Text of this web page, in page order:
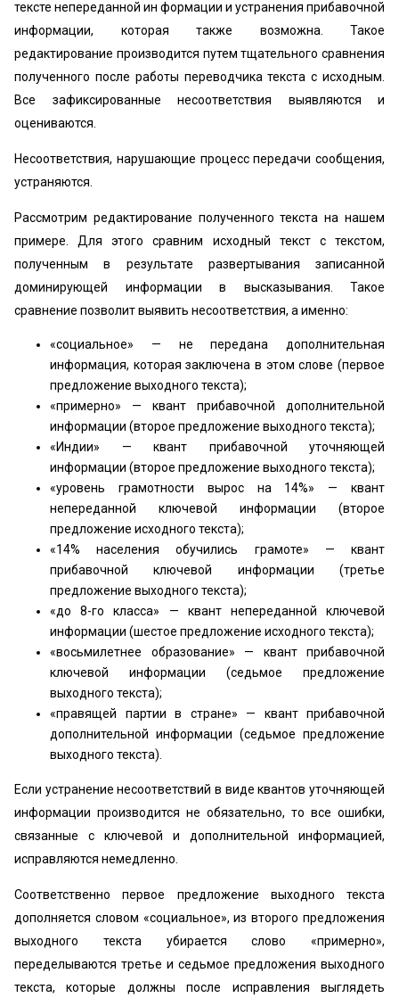
тексте непереданной ин формации и устранения прибавочной
информации, которая также возможна. Такое
редактирование производится путем тщательного сравнения
полученного после работы переводчика текста с исходным.
Все зафиксированные несоответствия выявляются и
оцениваются.
Несоответствия, нарушающие процесс передачи сообщения,
устраняются.
Рассмотрим редактирование полученного текста на нашем
примере. Для этого сравним исходный текст с текстом,
полученным в результате развертывания записанной
доминирующей информации в высказывания. Такое
сравнение позволит выявить несоответствия, а именно:
«социальное» — не передана дополнительная
информация, которая заключена в этом слове (первое
предложение выходного текста);
«примерно» — квант прибавочной дополнительной
информации (второе предложение выходного текста);
«Индии» — квант прибавочной уточняющей
информации (второе предложение выходного текста);
«уровень грамотности вырос на 14%» — квант
непереданной ключевой информации (второе
предложение исходного текста);
«14% населения обучились грамоте» — квант
прибавочной ключевой информации (третье
предложение выходного текста);
«до 8-го класса» — квант непереданной ключевой
информации (шестое предложение исходного текста);
«восьмилетнее образование» — квант прибавочной
ключевой информации (седьмое предложение
выходного текста);
«правящей партии в стране» — квант прибавочной
дополнительной информации (седьмое предложение
выходного текста).
Если устранение несоответствий в виде квантов уточняющей
информации производится не обязательно, то все ошибки,
связанные с ключевой и дополнительной информацией,
исправляются немедленно.
Соответственно первое предложение выходного текста
дополняется словом «социальное», из второго предложения
выходного текста убирается слово «примерно»,
переделываются третье и седьмое предложения выходного
текста, которые должны после исправления выглядеть